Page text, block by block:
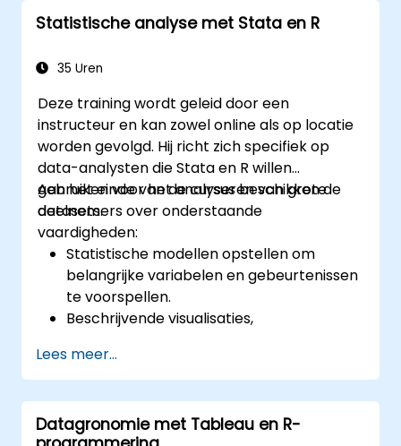
Stata als R.
Statistische analyse met Stata en R
35 Uren
Deze training wordt geleid door een
instructeur en kan zowel online als op locatie
worden gevolgd. Hij richt zich specifiek op
data-analysten die Stata en R willen
gebruiken voor het analyseren van grote
datasets.
Aan het einde van de cursus beschikken de
deelnemers over onderstaande
vaardigheden:
Statistische modellen opstellen om
belangrijke variabelen en gebeurtenissen
te voorspellen.
Beschrijvende visualisaties,
frequentietabellen genereren.
Grote databases beheren en
structureren zodat ze klaar zijn voor
analyse.
Lees meer...
Datagronomie met Tableau en R-